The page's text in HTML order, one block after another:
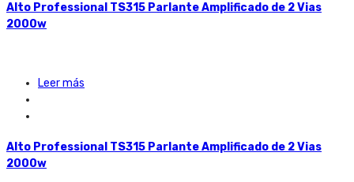
Alto Professional TS315 Parlante Amplificado de 2 Vias
2000w
Leer más
Alto Professional TS315 Parlante Amplificado de 2 Vias
2000w